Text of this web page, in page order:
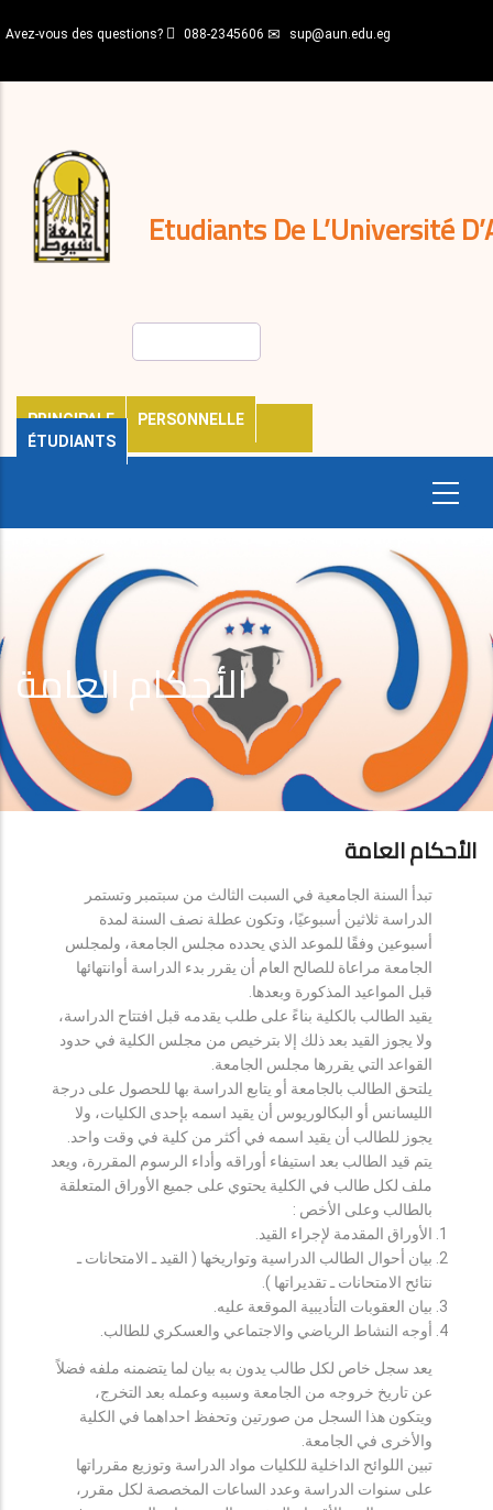
au
principal
Avez-vous des questions? 088-2345606 sup@aun.edu.eg
Etudiants De L’Université
PRINCIPALE
PERSONNELLE
ÉTUDIANTS
décisions
Expatriés
Journal
الأحكام العامة
الأحكام العامة
تبدأ السنة الجامعية في السبت الثالث من سبتمبر وتستمر
الدراسة ثلاثين أسبوعيًا، وتكون عطلة نصف السنة لمدة
أسبوعين وفقًا للموعد الذي يحدده مجلس الجامعة، ولمجلس
الجامعة مراعاة للصالح العام أن يقرر بدء الدراسة أوانتهائها
قبل المواعيد المذكورة وبعدها.
يقيد الطالب بالكلية بناءً على طلب يقدمه قبل افتتاح الدراسة،
ولا يجوز القيد بعد ذلك إلا بترخيص من مجلس الكلية في حدود
القواعد التي يقررها مجلس الجامعة.
يلتحق الطالب بالجامعة أو يتابع الدراسة بها للحصول على درجة
الليسانس أو البكالوريوس أن يقيد اسمه بإحدى الكليات، ولا
يجوز للطالب أن يقيد اسمه في أكثر من كلية في وقت واحد.
يتم قيد الطالب بعد استيفاء أوراقه وأداء الرسوم المقررة، ويعد
ملف لكل طالب في الكلية يحتوي على جميع الأوراق المتعلقة
بالطالب وعلى الأخص :
الأوراق المقدمة لإجراء القيد.
بيان أحوال الطالب الدراسية وتواريخها ( القيد ـ الامتحانات ـ
نتائح الامتحانات ـ تقديراتها ).
بيان العقوبات التأديبية الموقعة عليه.
أوجه النشاط الرياضي والاجتماعي والعسكري للطالب.
يعد سجل خاص لكل طالب يدون به بيان لما يتضمنه ملفه فضلاً
عن تاريخ خروجه من الجامعة وسببه وعمله بعد التخرج،
ويتكون هذا السجل من صورتين وتحفظ احداهما في الكلية
والأخرى في الجامعة.
تبين اللوائح الداخلية للكليات مواد الدراسة وتوزيع مقرراتها
على سنوات الدراسة وعدد الساعات المخصصة لكل مقرر،